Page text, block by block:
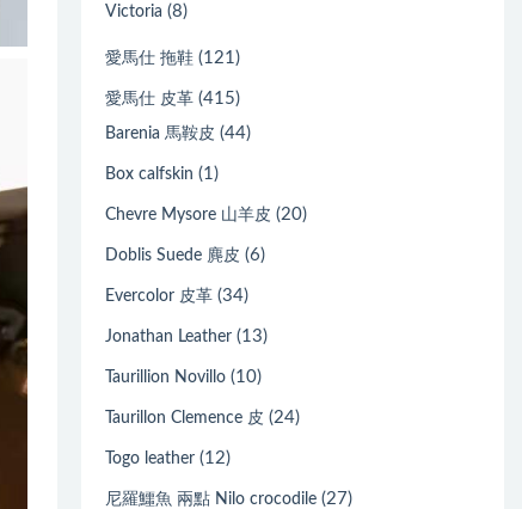
Victoria (8)
愛馬仕 拖鞋 (121)
愛馬仕 皮革 (415)
Barenia 馬鞍皮 (44)
Box calfskin (1)
Chevre Mysore 山羊皮 (20)
Doblis Suede 麂皮 (6)
Evercolor 皮革 (34)
Jonathan Leather (13)
Taurillion Novillo (10)
Taurillon Clemence 皮 (24)
Togo leather (12)
尼羅鱷魚 兩點 Nilo crocodile (27)